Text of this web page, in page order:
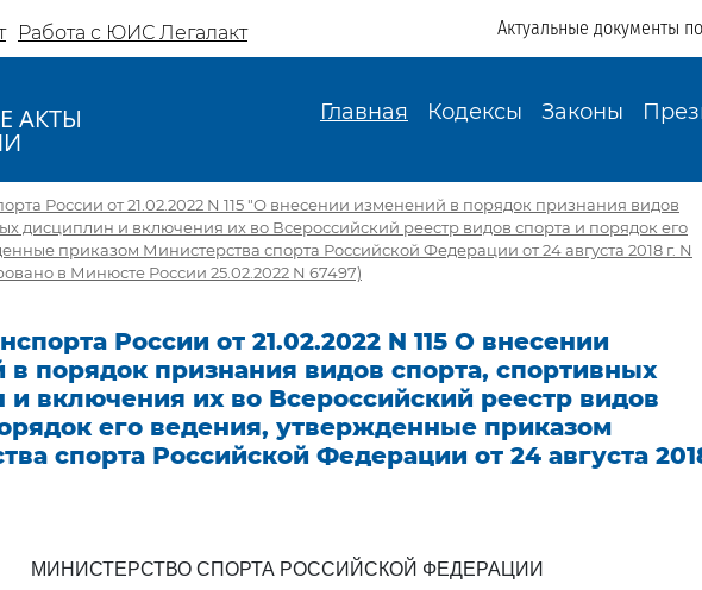
Работа с ЮИС Легалакт Актуальные документы
АКТЫ Главная Кодексы Законы
России от 21.02.2022 N 115 "О внесении изменений в порядок признания видов
дисциплин и включения их во Всероссийский реестр видов спорта и порядок его
приказом Министерства спорта Российской Федерации от 24 августа 2018 г. N
в Минюсте России 25.02.2022 N 67497)
России от 21.02.2022 N 115 О внесении
в порядок признания видов спорта, спортивных
и включения их во Всероссийский реестр видов
его ведения, утвержденные приказом
спорта Российской Федерации от 24 августа
МИНИСТЕРСТВО СПОРТА РОССИЙСКОЙ ФЕДЕРАЦИИ